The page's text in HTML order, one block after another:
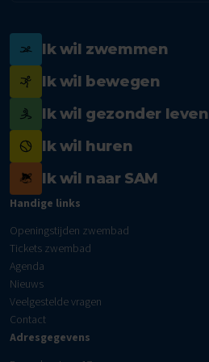
Ik wil zwemmen
Ik wil bewegen
Ik wil gezonder leven
Ik wil huren
Ik wil naar SAM
Handige links
Openingstijden zwembad
Tickets zwembad
Agenda
Nieuws
Veelgestelde vragen
Contact
Adresgegevens